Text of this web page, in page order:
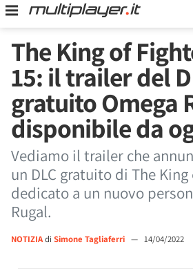
The King of
15: il trailer del
gratuito Omega
disponibile da
Vediamo il trailer che
un DLC gratuito di The
dedicato a un nuovo
Rugal.
NOTIZIAdi Simone Tagliaferri — 14/04/2022